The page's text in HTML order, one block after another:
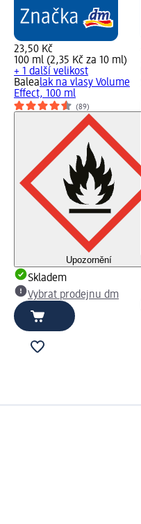
23,50 Kč
100 ml (2,35 Kč za 10 ml)
+ 1 další velikost
Balealak na vlasy Volume
Effect, 100 ml
(89)
Upozornění
Skladem
Vybrat prodejnu dm